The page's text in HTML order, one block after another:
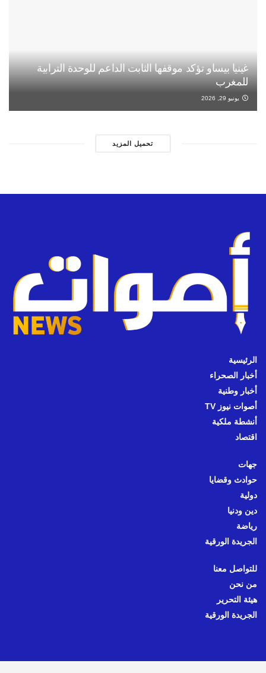
غينيا بيساو تؤكد موقفها الثابت الداعم للوحدة الترابية
للمغرب
يونيو 29, 2026
تحميل المزيد
الرئيسية
أخبار الصحراء
أخبار وطنية
أصوات نيوز TV
أنشطة ملكية
اقتصاد
جهات
حوادث وقضايا
دولية
دين ودنيا
رياضة
الجريدة الورقية
للتواصل معنا
من نحن
هيئة التحرير
الجريدة الورقية